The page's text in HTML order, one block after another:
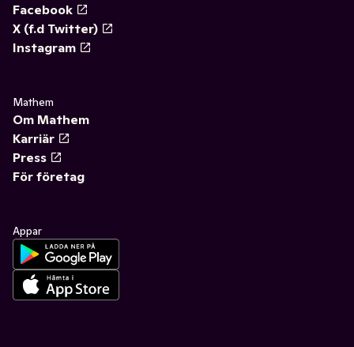
Facebook
X (f.d Twitter)
Instagram
Mathem
Om Mathem
Karriär
Press
För företag
Appar